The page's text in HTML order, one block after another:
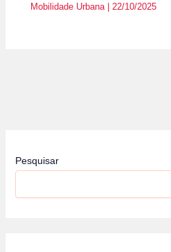
Mobilidade Urbana 22/10/2025
Pesquisar